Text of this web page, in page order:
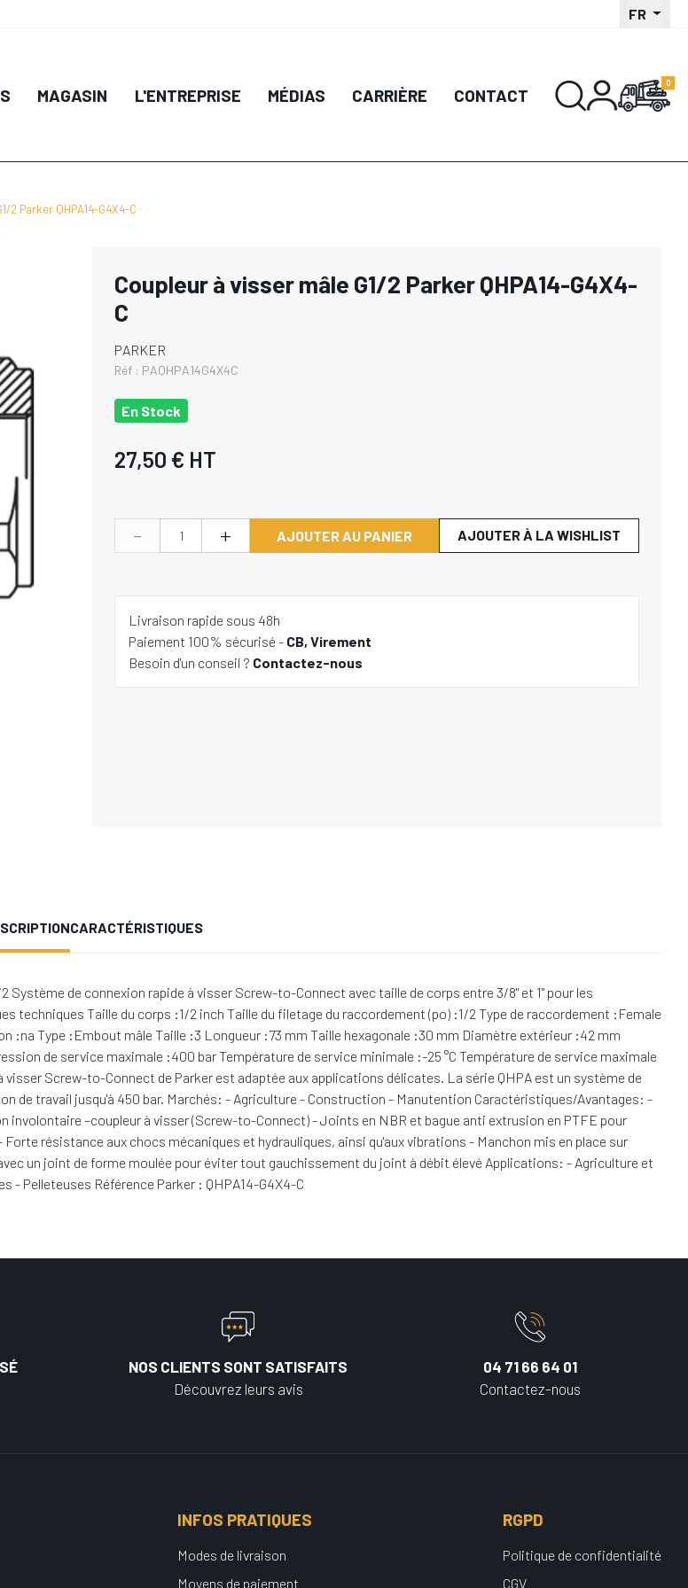
FR
MAGASIN L'ENTREPRISE MÉDIAS CARRIÈRE CONTACT
2 Parker QHPA14-G4X4-C
Coupleur à visser mâle G1/2 Parker QHPA14-G4X4-
C
PARKER
Réf : PAQHPA14G4X4C
En Stock
27,50 € HT
- + AJOUTER AU PANIER AJOUTER À LA WISHLIST
Livraison rapide sous 48h
Paiement 100% sécurisé - CB, Virement
Besoin d'un conseil ? Contactez-nous
CARACTÉRISTIQUES
Système de connexion rapide à visser Screw-to-Connect avec taille de corps entre 3/8" et 1" pour les
techniques Taille du corps :1/2 inch Taille du filetage du raccordement (po) :1/2 Type de raccordement :Female
:na Type :Embout mâle Taille :3 Longueur :73 mm Taille hexagonale :30 mm Diamètre extérieur :42 mm
de service maximale :400 bar Température de service minimale :-25 °C Température de service maximale
Screw-to-Connect de Parker est adaptée aux applications délicates. La série QHPA est un système de
de travail jusqu'à 450 bar. Marchés: - Agriculture - Construction - Manutention Caractéristiques/Avantages: -
–coupleur à visser (Screw-to-Connect) - Joints en NBR et bague anti extrusion en PTFE pour
résistance aux chocs mécaniques et hydrauliques, ainsi qu'aux vibrations - Manchon mis en place sur
un joint de forme moulée pour éviter tout gauchissement du joint à débit élevé Applications: - Agriculture et
Pelleteuses Référence Parker : QHPA14-G4X4-C
NOS CLIENTS SONT SATISFAITS
Découvrez leurs avis
04 71 66 64 01
Contactez-nous
INFOS PRATIQUES
Modes de livraison
Moyens de paiement
RGPD
Politique de confidentialité
CGV